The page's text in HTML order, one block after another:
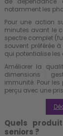
notamment les
Pour une action
minutes avant le
spectre complet
souvent préférée
qui potentialise les
Améliorer la
dimensions :
immunité. Pour
perçu avec une
Quels
seniors ?